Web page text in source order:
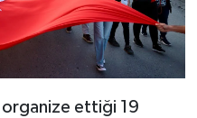
organize ettiği 19